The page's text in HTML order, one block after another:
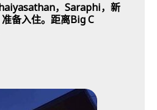
，Saraphi，新
备入住。距离Big C